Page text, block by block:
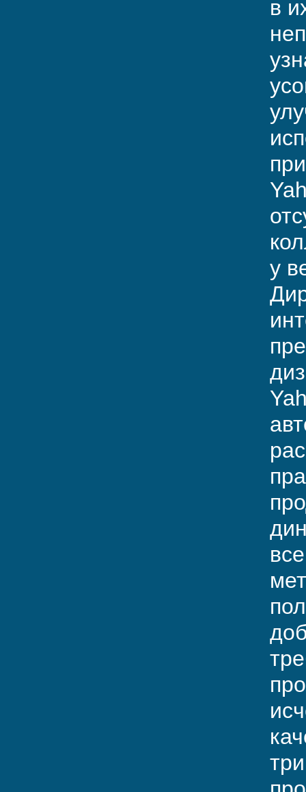
в
у